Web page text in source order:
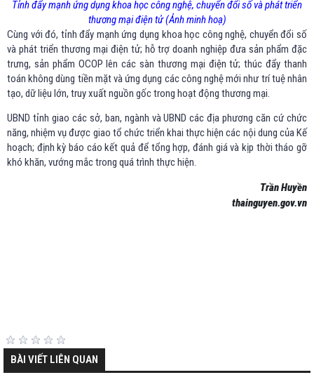
Tỉnh đẩy mạnh ứng dụng khoa học công nghệ, chuyển đổi số và phát triển
thương mại điện tử (Ảnh minh hoạ)
Cùng với đó, tỉnh đẩy mạnh ứng dụng khoa học công nghệ, chuyển đổi số
và phát triển thương mại điện tử; hỗ trợ doanh nghiệp đưa sản phẩm đặc
trưng, sản phẩm OCOP lên các sàn thương mại điện tử; thúc đẩy thanh
toán không dùng tiền mặt và ứng dụng các công nghệ mới như trí tuệ nhân
tạo, dữ liệu lớn, truy xuất nguồn gốc trong hoạt động thương mại.
UBND tỉnh giao các sở, ban, ngành và UBND các địa phương căn cứ chức
năng, nhiệm vụ được giao tổ chức triển khai thực hiện các nội dung của Kế
hoạch; định kỳ báo cáo kết quả để tổng hợp, đánh giá và kịp thời tháo gỡ
khó khăn, vướng mắc trong quá trình thực hiện.
Trần Huyền
thainguyen.gov.vn
BÀI VIẾT LIÊN QUAN